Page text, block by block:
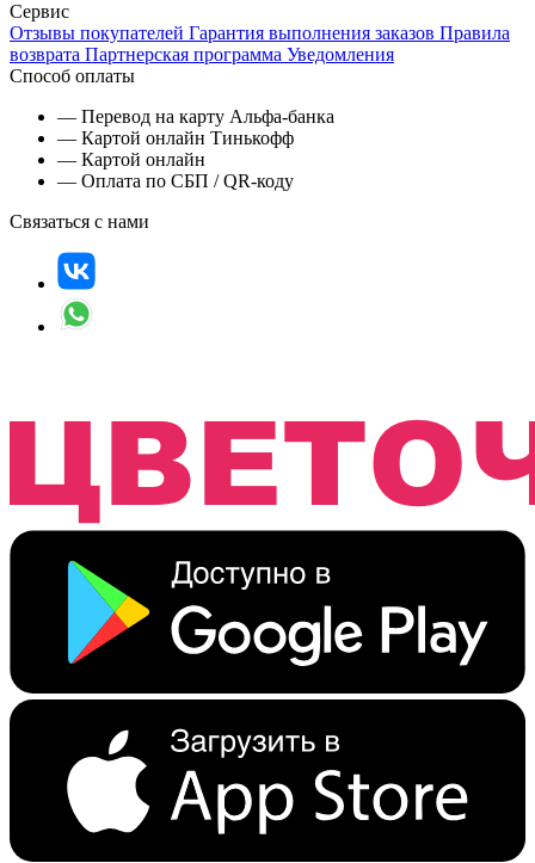
Сервис
Отзывы покупателей Гарантия выполнения заказов Правила
возврата Партнерская программа Уведомления
Способ оплаты
— Перевод на карту Альфа-банка
— Картой онлайн Тинькофф
— Картой онлайн
— Оплата по СБП / QR-коду
Связаться с нами